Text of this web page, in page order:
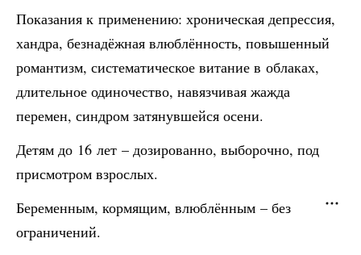
Показания к применению: хроническая депрессия,
хандра, безнадёжная влюблённость, повышенный
романтизм, систематическое витание в облаках,
длительное одиночество, навязчивая жажда
перемен, синдром затянувшейся осени.
Детям до 16 лет – дозированно, выборочно, под
присмотром взрослых.
Беременным, кормящим, влюблённым – без
ограничений.